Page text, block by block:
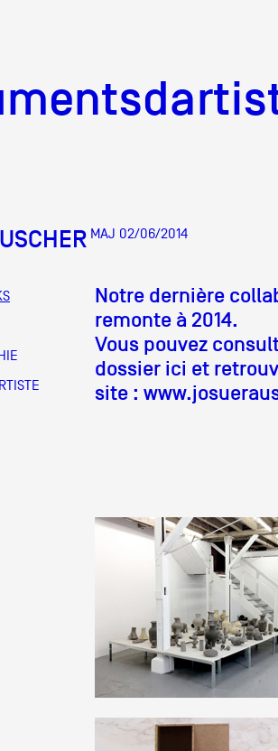
Mission
Équipe
Crédits
Documentation
Visites d'ateliers
MAJ 02/06/2014
Notre dernière
remonte à 2014.
Vous pouvez
dossier ici et
site :